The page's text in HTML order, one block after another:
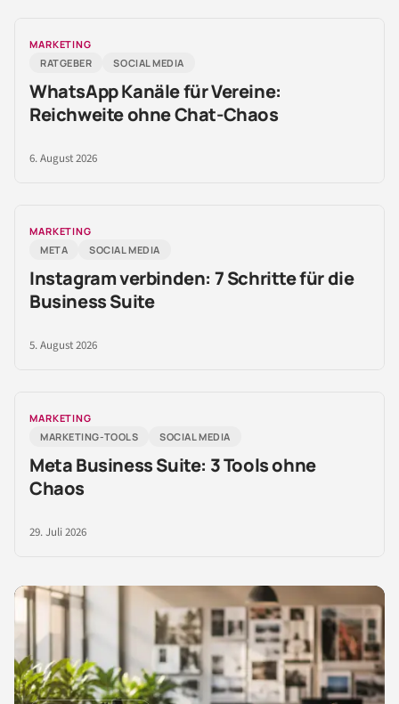
MARKETING
RATGEBER
SOCIAL MEDIA
WhatsApp Kanäle für Vereine:
Reichweite ohne Chat-Chaos
6. August 2026
MARKETING
META
SOCIAL MEDIA
Instagram verbinden: 7 Schritte für die
Business Suite
5. August 2026
MARKETING
MARKETING-TOOLS
SOCIAL MEDIA
Meta Business Suite: 3 Tools ohne
Chaos
29. Juli 2026